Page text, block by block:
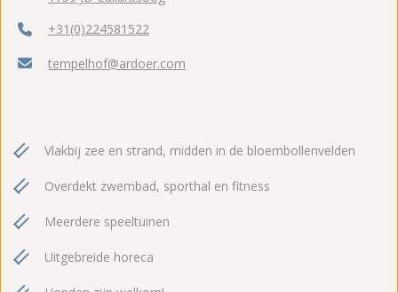
+31(0)224581522
tempelhof@ardoer.com
Vlakbij zee en strand, midden in de bloembollenvelden
Overdekt zwembad, sporthal en fitness
Meerdere speeltuinen
Uitgebreide horeca